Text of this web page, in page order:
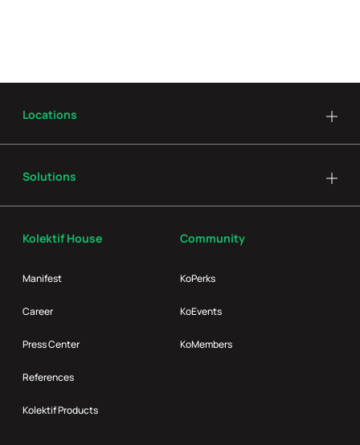
Kolektif House
Manifest
Career
Press Center
References
Kolektif Products
Community
KoPerks
KoEvents
KoMembers
Locations
Solutions